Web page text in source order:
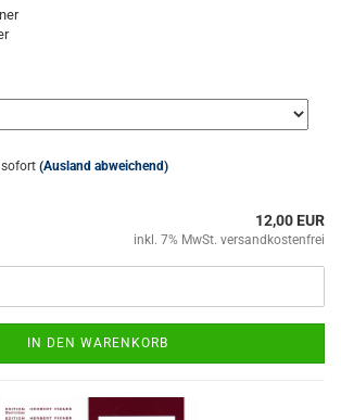
sofort (Ausland abweichend)
12,00 EUR
inkl. 7% MwSt. versandkostenfrei
IN DEN WARENKORB